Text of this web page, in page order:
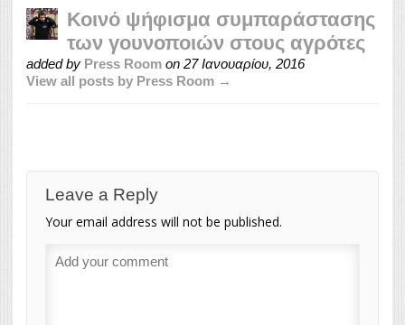
Κοινό ψήφισμα συμπαράστασης
των γουνοποιών στους αγρότες
added by Press Room on 27 Ιανουαρίου, 2016
View all posts by Press Room →
Leave a Reply
Your email address will not be published.